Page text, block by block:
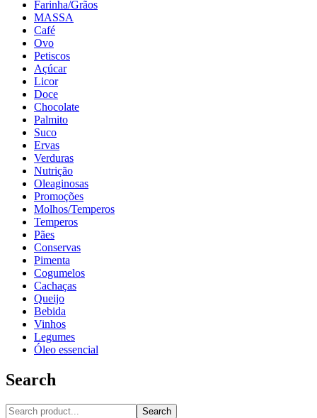
Farinha/Grãos
MASSA
Café
Ovo
Petiscos
Açúcar
Licor
Doce
Chocolate
Palmito
Suco
Ervas
Verduras
Nutrição
Oleaginosas
Promoções
Molhos/Temperos
Temperos
Pães
Conservas
Pimenta
Cogumelos
Cachaças
Queijo
Bebida
Vinhos
Legumes
Óleo essencial
Search
Search